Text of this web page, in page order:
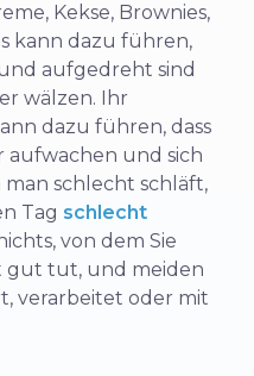
Kekse, Brownies,
kann dazu führen,
aufgedreht sind
wälzen. Ihr
dazu führen, dass
aufwachen und sich
schlecht schläft,
Tag schlecht
von dem Sie
gut tut, und meiden
verarbeitet oder mit